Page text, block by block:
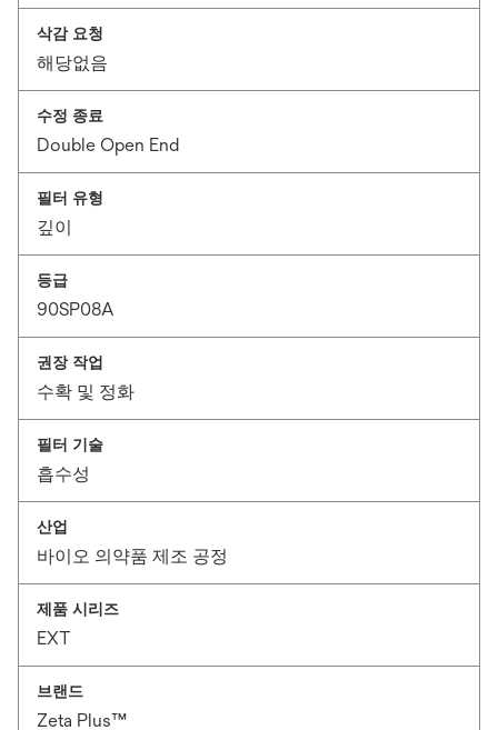
삭감 요청
해당없음
수정 종료
Double Open End
필터 유형
깊이
등급
90SP08A
권장 작업
수확 및 정화
필터 기술
흡수성
산업
바이오 의약품 제조 공정
제품 시리즈
EXT
브랜드
Zeta Plus™